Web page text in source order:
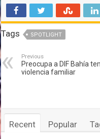
Tags SPOTLIGHT
Previous
Preocupa a DIF Bahía
violencia familiar
Recent Popular